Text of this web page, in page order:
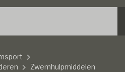
Zwemhulpmiddelen